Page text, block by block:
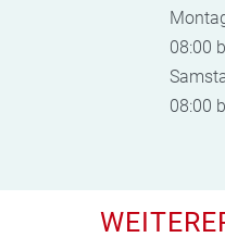
08:00
08:00